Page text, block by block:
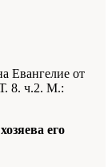
Евангелие от
8. ч.2. М.:
его